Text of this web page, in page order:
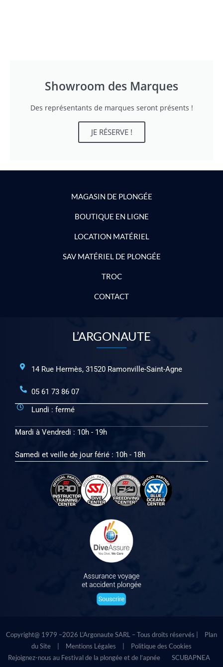
Showroom des Marques
Des représentants de marques seront présents !
JE RÉSERVE !
MAGASIN DE PLONGÉE
BOUTIQUE EN LIGNE
LOCATION MATÉRIEL
SAV MATÉRIEL DE PLONGÉE
TROC
CONTACT
L’ARGONAUTE
14 Rue Hermès, 31520 Ramonville-Saint-Agne
05 61 73 86 07
Lundi : fermé
Mardi à Vendredi : 10h - 19h
Samedi et veille de jour férié : 10h - 18h
Copyright@ 1979 –2026 L’Argonaute SARL – Tous droits réservés |
Plan
du Site
Mentions Légales
Politique des Cookies
Rejoignez-nous au Festival de la plongée et de l’apnée
SCUBAPNEA